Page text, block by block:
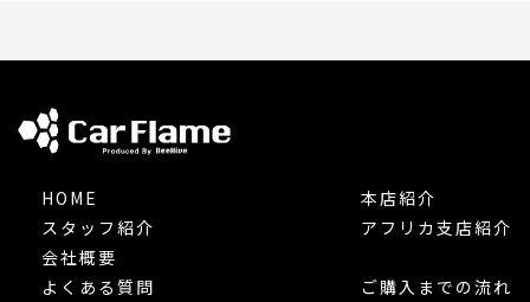
HOME
スタッフ紹介
会社概要
本店紹介
アフリカ支店紹介
よくある質問
ご購入までの流れ